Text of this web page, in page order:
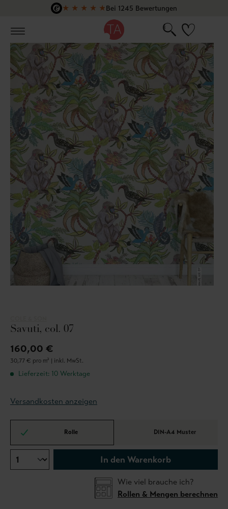
Zum Hauptinhalt springen
★ ★ ★ ★ ★Bei 1245 Bewertungen
Savuti, col. 07
160,00 €
30,77 € pro m² | inkl. MwSt.
Lieferzeit: 10 Werktage
Versandkosten anzeigen
Rolle DIN-A4 Muster
In den Warenkorb
Wie viel brauche ich?
Rollen & Mengen berechnen